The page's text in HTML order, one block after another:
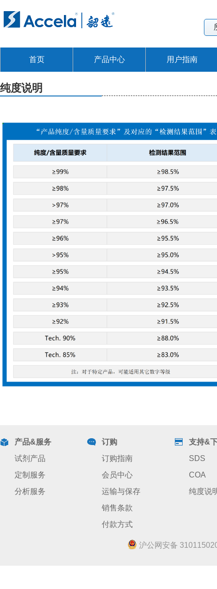
首页 产品中心 用户指南
纯度说明
产品&服务
试剂产品
定制服务
分析服务
订购
订购指南
会员中心
运输与保存
销售条款
付款方式
支持&
SDS
COA
纯度说
沪公网安备